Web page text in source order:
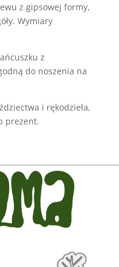
z gipsowej formy,
Wymiary
z
do noszenia na
i rękodzieła,
prezent.